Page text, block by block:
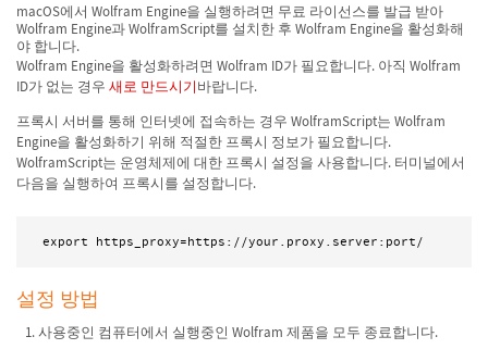
macOS에서 Wolfram Engine을 실행하려면 무료 라이선스를 발급 받아
Wolfram Engine과 WolframScript를 설치한 후 Wolfram Engine을 활성화해
야 합니다.
Wolfram Engine을 활성화하려면 Wolfram ID가 필요합니다. 아직 Wolfram
ID가 없는 경우 새로 만드시기바랍니다.
프록시 서버를 통해 인터넷에 접속하는 경우 WolframScript는 Wolfram
Engine을 활성화하기 위해 적절한 프록시 정보가 필요합니다.
WolframScript는 운영체제에 대한 프록시 설정을 사용합니다. 터미널에서
다음을 실행하여 프록시를 설정합니다.
설정 방법
사용중인 컴퓨터에서 실행중인 Wolfram 제품을 모두 종료합니다.